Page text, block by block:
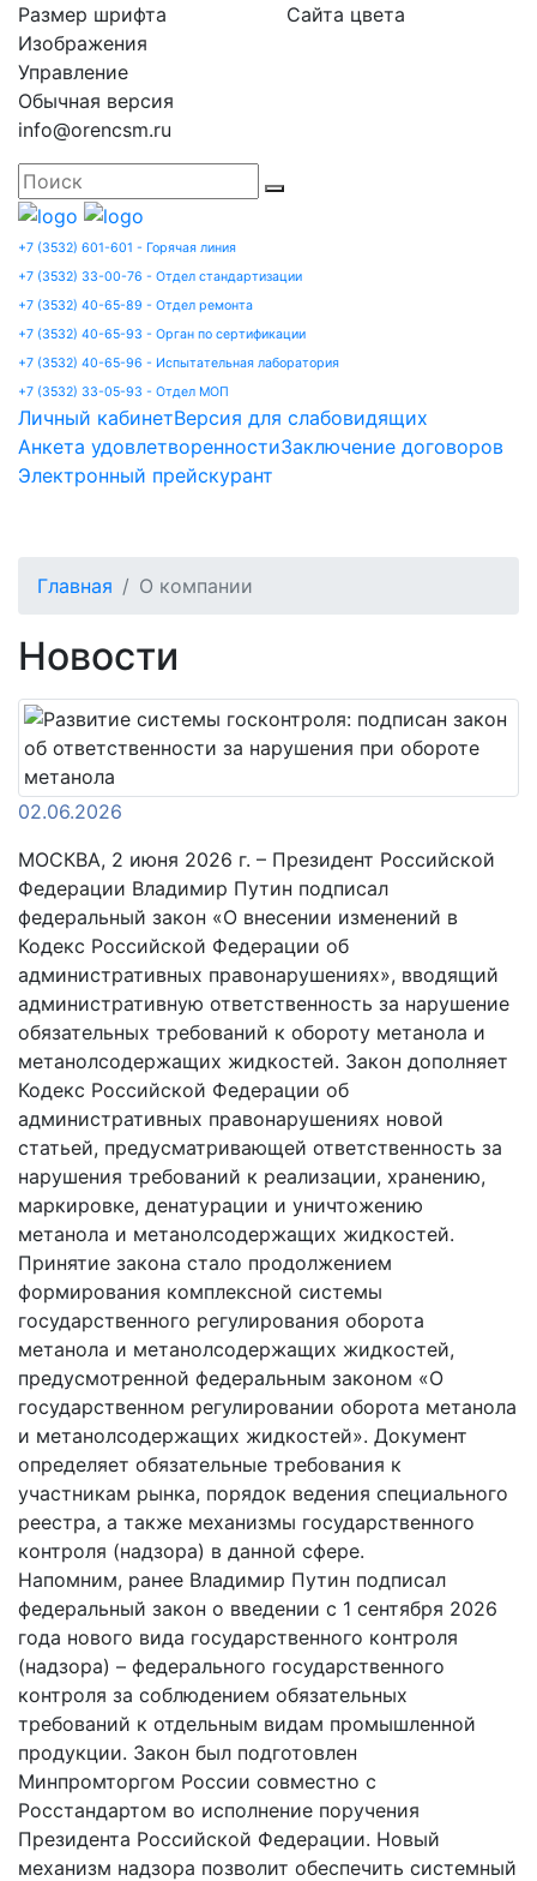
Размер шрифта
Сайта цвета
Изображения
Управление
Обычная версия
info@orencsm.ru
+7 (3532) 601-601 - Горячая линия
+7 (3532) 33-00-76 - Отдел стандартизации
+7 (3532) 40-65-89 - Отдел ремонта
+7 (3532) 40-65-93 - Орган по сертификации
+7 (3532) 40-65-96 - Испытательная лаборатория
+7 (3532) 33-05-93 - Отдел МОП
Личный кабинетВерсия для слабовидящих
Анкета удовлетворенностиЗаключение договоров
Электронный прейскурант
Главная О компании
Новости
02.06.2026
МОСКВА, 2 июня 2026 г. – Президент Российской
Федерации Владимир Путин подписал
федеральный закон «О внесении изменений в
Кодекс Российской Федерации об
административных правонарушениях», вводящий
административную ответственность за нарушение
обязательных требований к обороту метанола и
метанолсодержащих жидкостей. Закон дополняет
Кодекс Российской Федерации об
административных правонарушениях новой
статьей, предусматривающей ответственность за
нарушения требований к реализации, хранению,
маркировке, денатурации и уничтожению
метанола и метанолсодержащих жидкостей.
Принятие закона стало продолжением
формирования комплексной системы
государственного регулирования оборота
метанола и метанолсодержащих жидкостей,
предусмотренной федеральным законом «О
государственном регулировании оборота метанола
и метанолсодержащих жидкостей». Документ
определяет обязательные требования к
участникам рынка, порядок ведения специального
реестра, а также механизмы государственного
контроля (надзора) в данной сфере.
Напомним, ранее Владимир Путин подписал
федеральный закон о введении с 1 сентября 2026
года нового вида государственного контроля
(надзора) – федерального государственного
контроля за соблюдением обязательных
требований к отдельным видам промышленной
продукции. Закон был подготовлен
Минпромторгом России совместно с
Росстандартом во исполнение поручения
Президента Российской Федерации. Новый
механизм надзора позволит обеспечить системный